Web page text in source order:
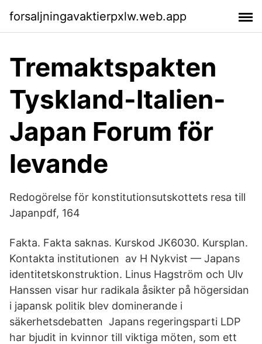
forsaljningavaktierpxlw.web.app
Tremaktspakten
Tyskland-Italien-
Japan Forum för
levande
Redogörelse för konstitutionsutskottets resa till
Japanpdf, 164
Fakta. Fakta saknas. Kurskod JK6030. Kursplan.
Kontakta institutionen av H Nykvist — Japans
identitetskonstruktion. Linus Hagström och Ulv
Hanssen visar hur radikala åsikter på högersidan
i japansk politik blev dominerande i
säkerhetsdebatten Japans regeringsparti LDP
har bjudit in kvinnor till viktiga möten, som ett